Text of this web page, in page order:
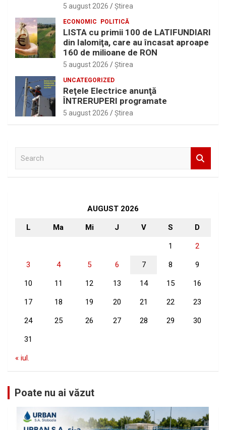
5 august 2026 Ştirea
ECONOMIC POLITICĂ
LISTA cu primii 100 de LATIFUNDIARI
din Ialomiţa, care au încasat aproape
160 de milioane de RON
5 august 2026 Ştirea
UNCATEGORIZED
Reţele Electrice anunţă
ÎNTRERUPERI programate
5 august 2026 Ştirea
AUGUST 2026
L Ma Mi J V S D
1 2
3 4 5 6 7 8 9
10 11 12 13 14 15 16
17 18 19 20 21 22 23
24 25 26 27 28 29 30
31
« iul.
Poate nu ai văzut